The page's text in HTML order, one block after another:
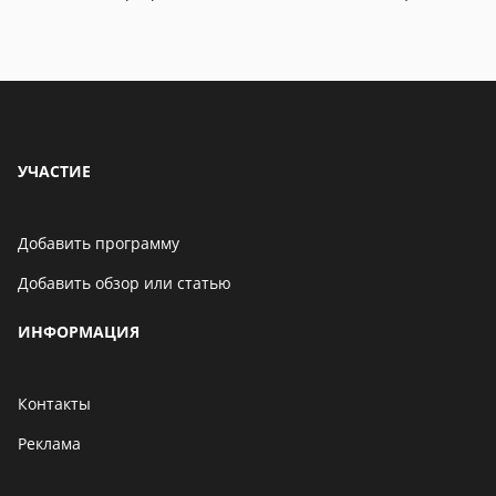
Бенчмарк AnTuTu
06 мая 2021
УЧАСТИЕ
Добавить программу
Добавить обзор или статью
ИНФОРМАЦИЯ
Контакты
Реклама